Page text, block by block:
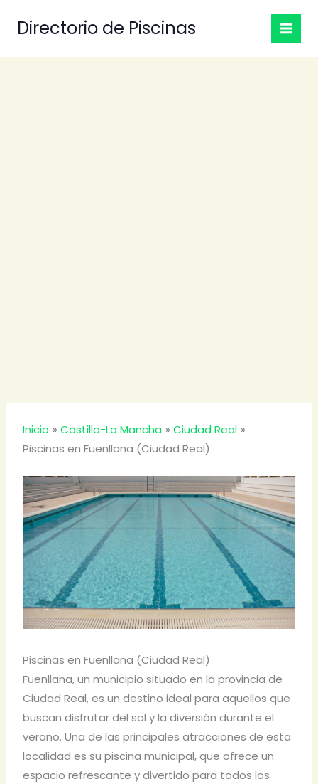
Directorio de Piscinas
Inicio Castilla-La Mancha
Ciudad Real
Piscinas en Fuenllana (Ciudad Real)
Piscinas en Fuenllana (Ciudad Real)
Fuenllana, un municipio situado en la provincia de
Ciudad Real, es un destino ideal para aquellos que
buscan disfrutar del sol y la diversión durante el
verano. Una de las principales atracciones de esta
localidad es su piscina municipal, que ofrece un
espacio refrescante y divertido para todos los